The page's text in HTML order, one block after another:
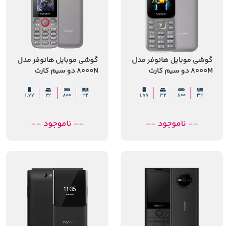
گوشی موبایل هانوفر مدل
8000M دو سیم کارت
32
800
32
1.77
-- ناموجود --
گوشی موبایل هانوفر مدل
8000N دو سیم کارت
32
800
32
1.77
-- ناموجود --